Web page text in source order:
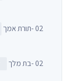
02 -תורת אמך
02 -בת מלך